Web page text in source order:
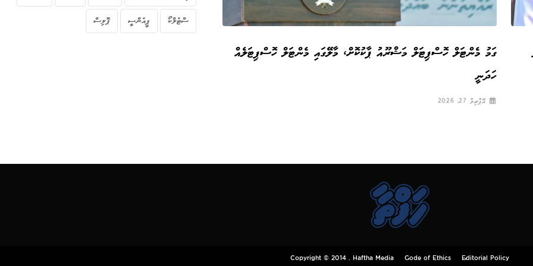
ގަމު މެންޓަލް ހޮސްޕިޓަލް މަޝްރޫއު ޕާކުކޮށް، މާލޭގައި މެންޓަލް ހޮސްޕިޓަލެއް
ހަދަނީ
އޭޕްރިލް 27, 2026
ސްޓެލްކޯ ޕީއެންސީ ޕޮލިސް
Editorial Policy
Code of Ethics
Copyright © 2014 . Haftha Media